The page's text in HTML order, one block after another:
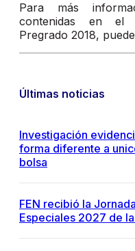
Para más
contenidas en el
Pregrado 2018,
Últimas noticias
Investigación
forma diferente a
bolsa
FEN recibió la
Especiales 2027 de